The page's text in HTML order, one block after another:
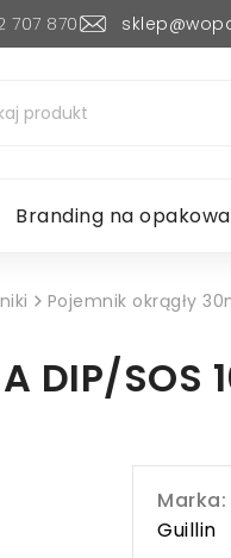
707 870
Branding na
Pojemnik okrągły
DIP/SOS
Marka:
Guillin